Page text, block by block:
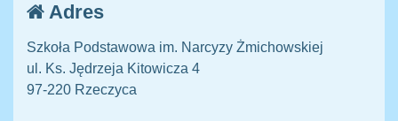
Adres
Szkoła Podstawowa im. Narcyzy Żmichowskiej
ul. Ks. Jędrzeja Kitowicza 4
97-220 Rzeczyca